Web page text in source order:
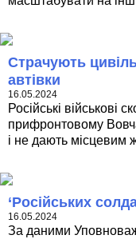
Страчують
автівки
16.05.2024
Російські військові
прифронтовому
і не дають місцевим
‘Російських
16.05.2024
За даними